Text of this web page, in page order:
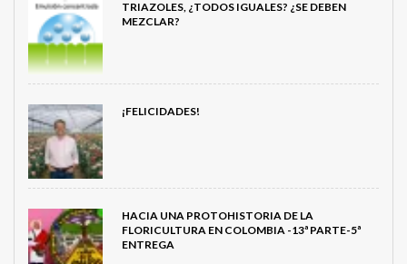
TRIAZOLES, ¿TODOS IGUALES? ¿SE DEBEN
MEZCLAR?
¡FELICIDADES!
HACIA UNA PROTOHISTORIA DE LA
FLORICULTURA EN COLOMBIA -13ª PARTE-5ª
ENTREGA